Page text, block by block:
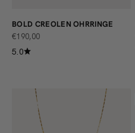
BOLD CREOLEN OHRRINGE
ANGEBOT
€190,00
5.0